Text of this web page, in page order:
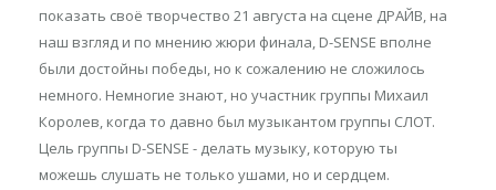
показать своё творчество 21 августа на сцене ДРАЙВ, на
наш взгляд и по мнению жюри финала, D-SENSE вполне
были достойны победы, но к сожалению не сложилось
немного. Немногие знают, но участник группы Михаил
Королев, когда то давно был музыкантом группы СЛОТ.
Цель группы D-SENSE - делать музыку, которую ты
можешь слушать не только ушами, но и сердцем.